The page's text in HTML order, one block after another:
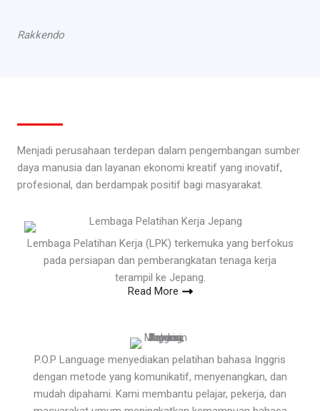
Rakkendo
Menjadi perusahaan terdepan dalam pengembangan sumber
daya manusia dan layanan ekonomi kreatif yang inovatif,
profesional, dan berdampak positif bagi masyarakat.
Lembaga Pelatihan Kerja (LPK) terkemuka yang berfokus
pada persiapan dan pemberangkatan tenaga kerja
terampil ke Jepang.
Read More
P.O.P Language menyediakan pelatihan bahasa Inggris
dengan metode yang komunikatif, menyenangkan, dan
mudah dipahami. Kami membantu pelajar, pekerja, dan